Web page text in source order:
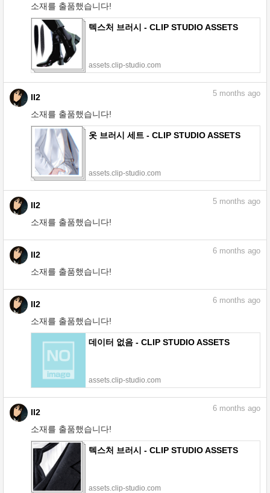
소재를 출품했습니다!
텍스처 브러시 - CLIP STUDIO ASSETS
assets.clip-studio.com
II2
소재를 출품했습니다!
5 months ago
옷 브러시 세트 - CLIP STUDIO ASSETS
assets.clip-studio.com
II2
소재를 출품했습니다!
5 months ago
II2
소재를 출품했습니다!
6 months ago
II2
소재를 출품했습니다!
6 months ago
데이터 없음 - CLIP STUDIO ASSETS
assets.clip-studio.com
II2
소재를 출품했습니다!
6 months ago
텍스처 브러시 - CLIP STUDIO ASSETS
assets.clip-studio.com